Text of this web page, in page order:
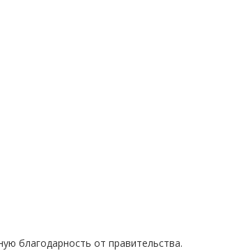
благодарность от правительства.